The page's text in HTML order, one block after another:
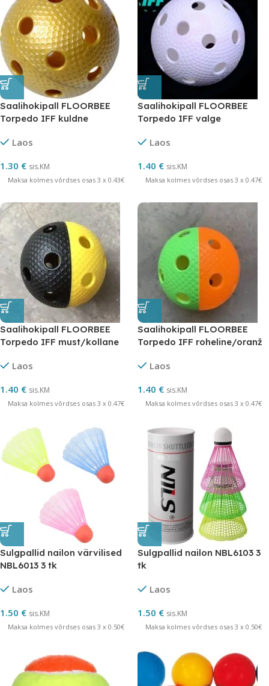
Saalihokipall FLOORBEE
Torpedo IFF kuldne
Laos
1.30 € sis.KM
Maksa kolmes võrdses osas 3 x 0.43€
Saalihokipall FLOORBEE
Torpedo IFF valge
Laos
1.40 € sis.KM
Maksa kolmes võrdses osas 3 x 0.47€
Saalihokipall FLOORBEE
Torpedo IFF must/kollane
Laos
1.40 € sis.KM
Maksa kolmes võrdses osas 3 x 0.47€
Saalihokipall FLOORBEE
Torpedo IFF roheline/oranž
Laos
1.40 € sis.KM
Maksa kolmes võrdses osas 3 x 0.47€
Sulgpallid nailon värvilised
NBL6013 3 tk
Laos
1.50 € sis.KM
Maksa kolmes võrdses osas 3 x 0.50€
Sulgpallid nailon NBL6103 3
tk
Laos
1.50 € sis.KM
Maksa kolmes võrdses osas 3 x 0.50€